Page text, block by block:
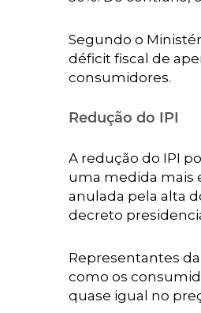
Segundo o
déficit fiscal de
consumidores.
Redução do IPI
A redução do IPI
uma medida mais
anulada pela alta
decreto
Representantes
como os
quase igual no